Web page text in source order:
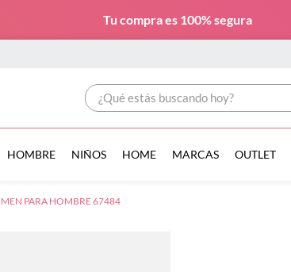
Tu compra es 100% segura
¿Qué estás buscando hoy?
HOMBRE NIÑOS HOME MARCAS OUTLET
PARA HOMBRE 67484